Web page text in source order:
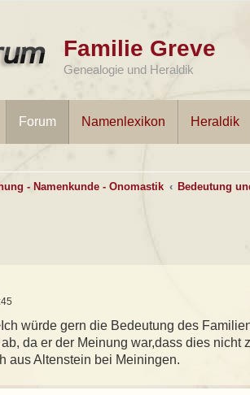
Familie Greve
Genealogie und Heraldik
Forum Namenlexikon Heraldik
- Namenkunde - Onomastik Bedeutung
würde gern die Bedeutung des
da er der Meinung war,dass dies
aus Altenstein bei Meiningen.